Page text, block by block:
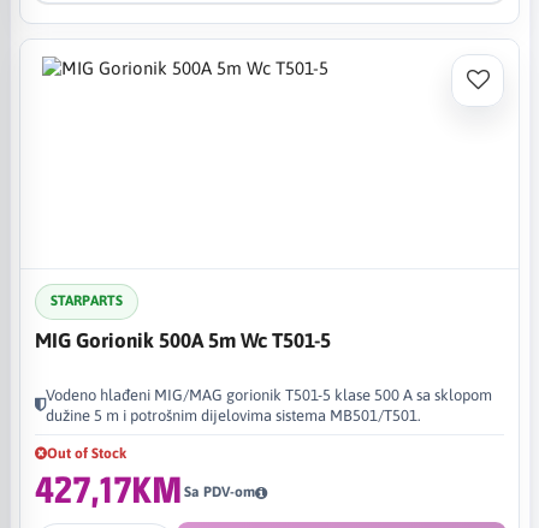
STARPARTS
MIG Gorionik 500A 5m Wc T501-5
Vodeno hlađeni MIG/MAG gorionik T501-5 klase 500 A sa sklopom
dužine 5 m i potrošnim dijelovima sistema MB501/T501.
Out of Stock
427,17KM Sa PDV-om